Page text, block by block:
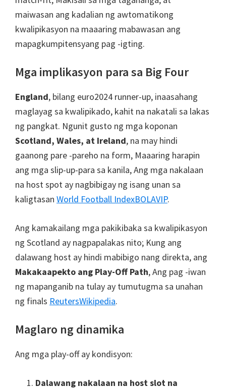
maiwasan ang kadalian ng awtomatikong
kwalipikasyon na maaaring mabawasan ang
mapagkumpitensyang pag -igting.
Mga implikasyon para sa Big Four
England, bilang euro2024 runner-up, inaasahang
maglayag sa kwalipikado, kahit na nakatali sa lakas
ng pangkat. Ngunit gusto ng mga koponan
Scotland, Wales, at Ireland, na may hindi
gaanong pare -pareho na form, Maaaring harapin
ang mga slip-up-para sa kanila, Ang mga nakalaan
na host spot ay nagbibigay ng isang unan sa
kaligtasan World Football IndexBOLAVIP.
Ang kamakailang mga pakikibaka sa kwalipikasyon
ng Scotland ay nagpapalakas nito; Kung ang
dalawang host ay hindi mabibigo nang direkta, ang
Makakaapekto ang Play-Off Path, Ang pag -iwan
ng mapanganib na tulay ay tumutugma sa unahan
ng finals ReutersWikipedia.
Maglaro ng dinamika
Ang mga play-off ay kondisyon:
Dalawang nakalaan na host slot na